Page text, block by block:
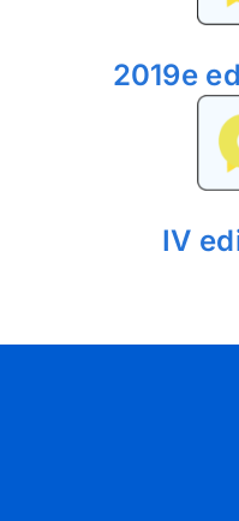
2019e
IV